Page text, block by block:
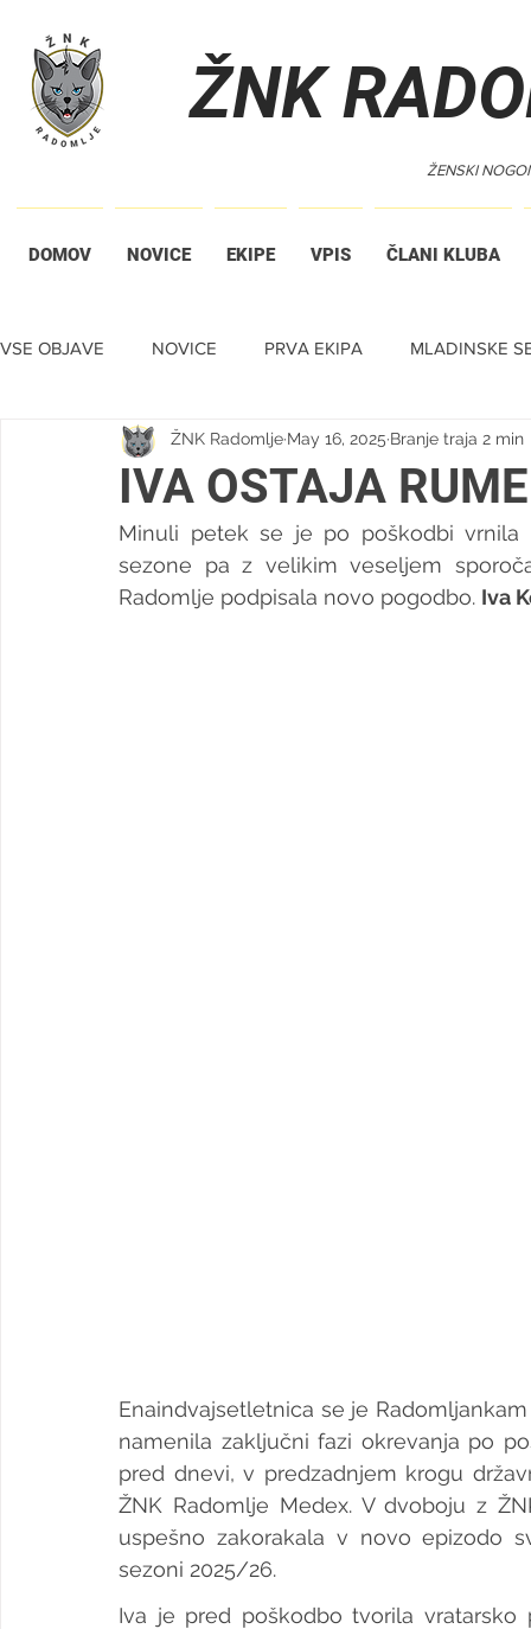
ŽNK
ŽENSKI
DOMOV NOVICE EKIPE VPIS ČLANI KLUBA
VSE OBJAVE NOVICE PRVA EKIPA MLADINSKE
TIHA DRAŽBA
IVA OSTAJA
ŽNK Radomlje May 16, 2025 Branje traja 2 min
Minuli petek se je po poškodbi vrnila
sezone pa z velikim veseljem
Radomlje podpisala novo pogodbo. Iva
Enaindvajsetletnica se je
namenila zaključni fazi okrevanja po
pred dnevi, v predzadnjem krogu
ŽNK Radomlje Medex. V dvoboju z
uspešno zakorakala v novo epizodo
sezoni 2025/26.
Iva je pred poškodbo tvorila vratarsko